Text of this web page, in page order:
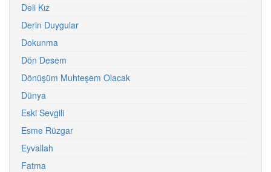
Deli Kız
Derin Duygular
Dokunma
Dön Desem
Dönüşüm Muhteşem Olacak
Dünya
Eski Sevgili
Esme Rüzgar
Eyvallah
Fatma